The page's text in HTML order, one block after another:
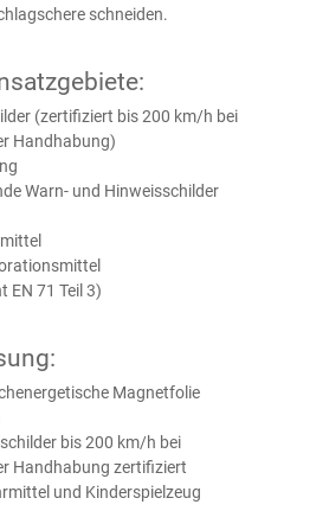
schneiden.
(zertifiziert bis 200 km/h bei
Handhabung)
Warn- und Hinweisschilder
EN 71 Teil 3)
Magnetfolie
bis 200 km/h bei
Handhabung zertifiziert
und Kinderspielzeug